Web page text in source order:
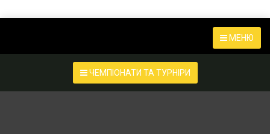
МЕНЮ
ЧЕМПІОНАТИ ТА ТУРНІРИ